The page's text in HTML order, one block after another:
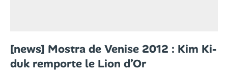
[news] Mostra de Venise 2012 : Kim Ki-
duk remporte le Lion d’Or